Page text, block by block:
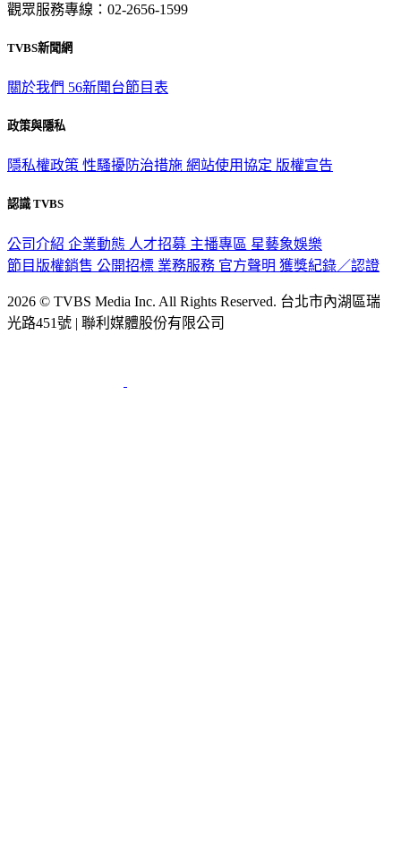
觀眾服務專線：02-2656-1599
TVBS新聞網
關於我們 56新聞台節目表
政策與隱私
隱私權政策 性騷擾防治措施 網站使用協定 版權宣告
認識 TVBS
公司介紹 企業動態 人才招募 主播專區 星藝象娛樂
節目版權銷售 公開招標 業務服務 官方聲明 獲獎紀錄／認證
2026 © TVBS Media Inc. All Rights Reserved. 台北市內湖區瑞
光路451號 | 聯利媒體股份有限公司